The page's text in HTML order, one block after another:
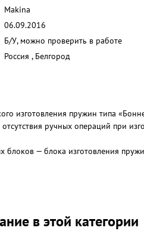
Makina
06.09.2016
Б/У, можно проверить в работе
Россия , Белгород
изготовления пружин типа
ручных операций при
блоков — блока изготовления
в этой категории